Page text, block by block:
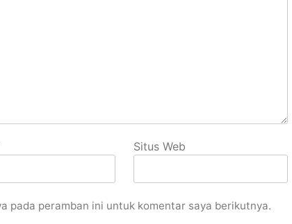
Situs Web
pada peramban ini untuk komentar saya berikutnya.